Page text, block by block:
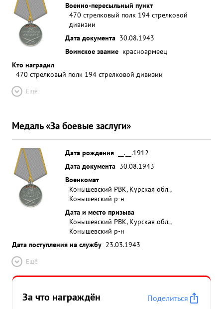
Военно-пересыльный пункт
470 стрелковый полк 194 стрелковой
дивизии
Дата документа 30.08.1943
Воинское звание красноармеец
Кто наградил
470 стрелковый полк 194 стрелковой дивизии
Ещё
Медаль «За боевые заслуги»
Дата рождения
__.__.1912
Дата документа 30.08.1943
Военкомат
Конышевский РВК, Курская обл.,
Конышевский р-н
Дата и место призыва
Конышевский РВК, Курская обл.,
Конышевский р-н
Дата поступления на службу 23.03.1943
Ещё
За что награждён
Поделиться